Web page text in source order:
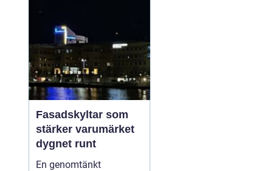
man ska agera, utan
hu...
Fasadskyltar som
stärker varumärket
dygnet runt
En genomtänkt